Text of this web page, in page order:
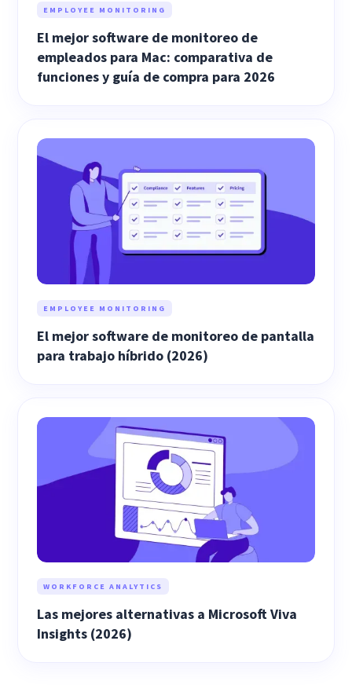
EMPLOYEE MONITORING
El mejor software de monitoreo de
empleados para Mac: comparativa de
funciones y guía de compra para 2026
EMPLOYEE MONITORING
El mejor software de monitoreo de pantalla
para trabajo híbrido (2026)
WORKFORCE ANALYTICS
Las mejores alternativas a Microsoft Viva
Insights (2026)